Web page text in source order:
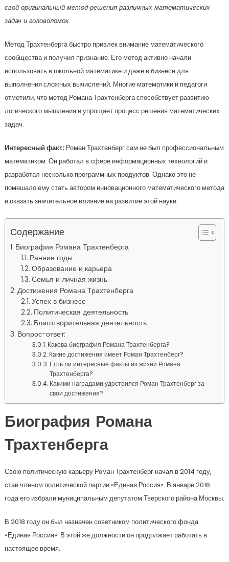
свой оригинальный метод решения различных математических
задач и головоломок.
Метод Трахтенберга быстро привлек внимание математического
сообщества и получил признание. Его метод активно начали
использовать в школьной математике и даже в бизнесе для
выполнения сложных вычислений. Многие математики и педагоги
отметили, что метод Романа Трахтенберга способствует развитию
логического мышления и упрощает процесс решения математических
задач.
Интересный факт:Роман Трахтенберг сам не был профессиональным
математиком. Он работал в сфере информационных технологий и
разработал несколько программных продуктов. Однако это не
помешало ему стать автором инновационного математического метода
и оказать значительное влияние на развитие этой науки.
Содержание
Биография Романа Трахтенберга
Ранние годы
Образование и карьера
Семья и личная жизнь
Достижения Романа Трахтенберга
Успех в бизнесе
Политическая деятельность
Благотворительная деятельность
Вопрос-ответ:
Какова биография Романа Трахтенберга?
Какие достижения имеет Роман Трахтенберг?
Есть ли интересные факты из жизни Романа
Трахтенберга?
Какими наградами удостоился Роман Трахтенберг за
свои достижения?
Биография Романа
Трахтенберга
Свою политическую карьеру Роман Трахтенберг начал в 2014 году,
став членом политической партии «Единая Россия». В январе 2016
года его избрали муниципальным депутатом Тверского района Москвы.
В 2018 году он был назначен советником политического фонда
«Единая Россия». В этой же должности он продолжает работать в
настоящее время.